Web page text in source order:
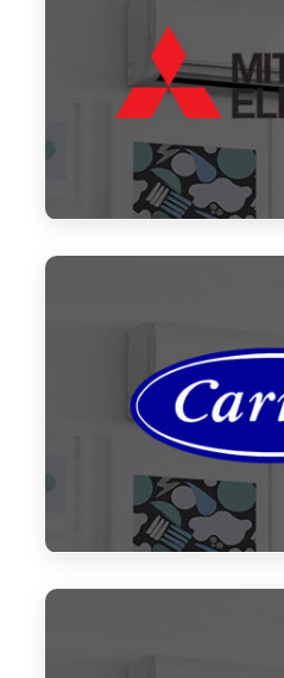
Reparación aire
Reparación aire